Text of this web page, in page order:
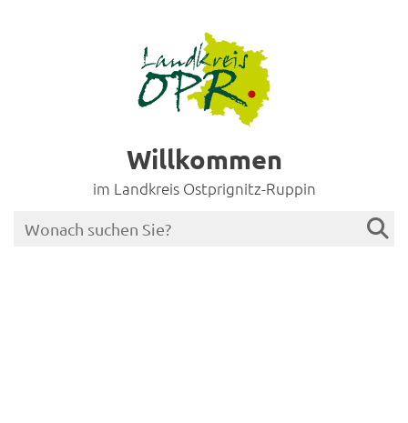
Willkommen
im Landkreis Ostprignitz-Ruppin